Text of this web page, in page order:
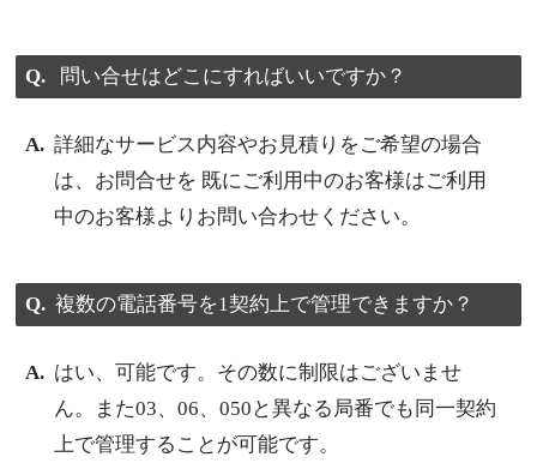
問い合せはどこにすればいいですか？
詳細なサービス内容やお見積りをご希望の場合
は、お問合せを 既にご利用中のお客様はご利用
中のお客様よりお問い合わせください。
複数の電話番号を1契約上で管理できますか？
はい、可能です。その数に制限はございませ
ん。また03、06、050と異なる局番でも同一契約
上で管理することが可能です。